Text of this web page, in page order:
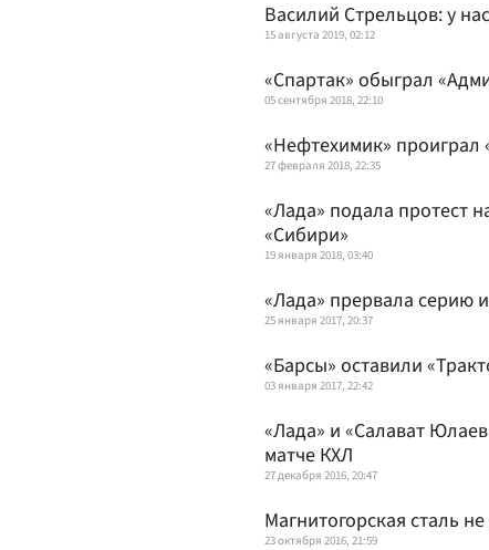
Василий Стрельцов: у
15 августа 2019, 02:12
«Спартак» обыграл
05 сентября 2018, 22:10
«Нефтехимик» проиграл
27 февраля 2018, 22:35
«Лада» подала протест
«Сибири»
19 января 2018, 03:40
«Лада» прервала серию
25 января 2017, 20:37
«Барсы» оставили
03 января 2017, 22:42
«Лада» и «Салават
матче КХЛ
27 декабря 2016, 20:47
Магнитогорская сталь
23 октября 2016, 21:59